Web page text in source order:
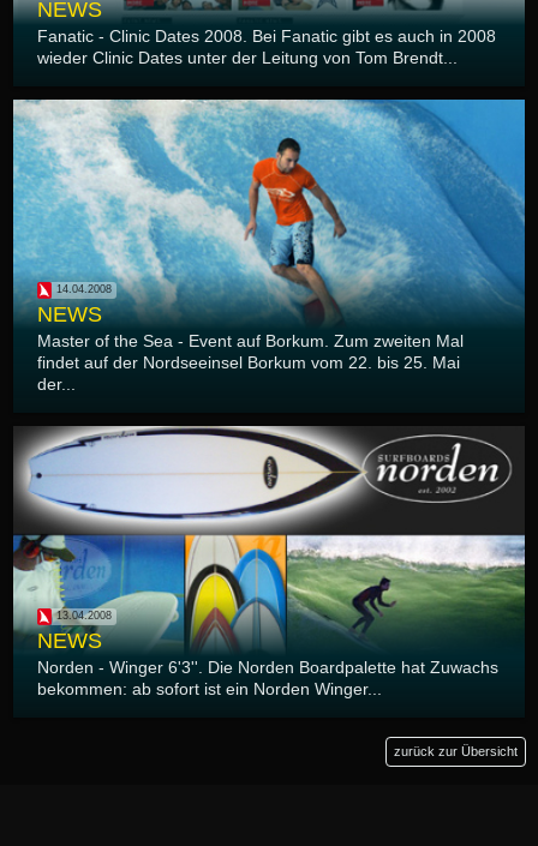
NEWS
Fanatic - Clinic Dates 2008. Bei Fanatic gibt es auch in 2008
wieder Clinic Dates unter der Leitung von Tom Brendt...
14.04.2008
NEWS
Master of the Sea - Event auf Borkum. Zum zweiten Mal
findet auf der Nordseeinsel Borkum vom 22. bis 25. Mai
der...
13.04.2008
NEWS
Norden - Winger 6'3''. Die Norden Boardpalette hat Zuwachs
bekommen: ab sofort ist ein Norden Winger...
zurück zur Übersicht